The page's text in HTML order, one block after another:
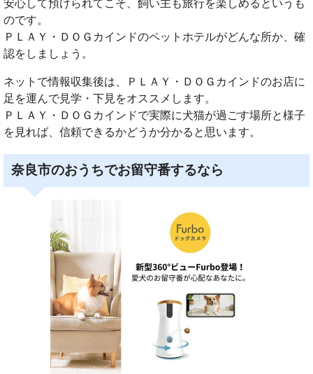
安心して預けられてこそ、飼い主も旅行を楽しめるというも
のです。
ＰＬＡＹ・ＤＯＧカインドのペットホテルがどんな所か、確
認をしましょう。
ネットで情報収集後は、ＰＬＡＹ・ＤＯＧカインドのお店に
足を運んで見学・下見をオススメします。
ＰＬＡＹ・ＤＯＧカインドで実際に犬猫が過ごす場所と様子
を見れば、信頼できるかどうか分かると思います。
奈良市のおうちでお留守番するなら